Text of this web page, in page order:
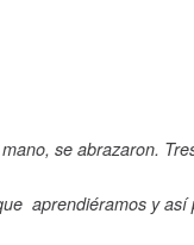
se abrazaron.
aprendiéramos y así